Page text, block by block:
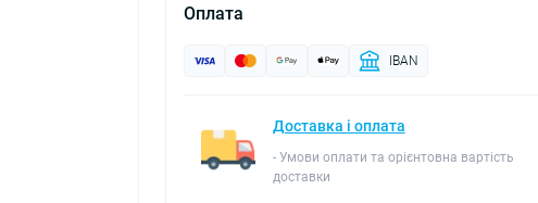
Оплата
IBAN
Доставка і оплата
- Умови оплати та орієнтовна вартість
доставки